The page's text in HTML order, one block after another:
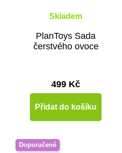
Skladem
PlanToys Sada
čerstvého ovoce
499 Kč
Přidat do košíku
Doporučené